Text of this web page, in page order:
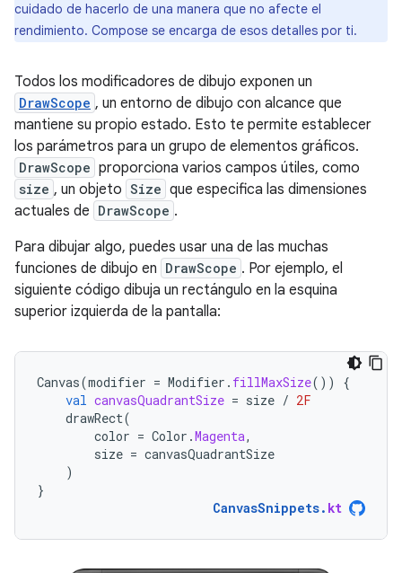
cuidado de hacerlo de una manera que no afecte el
rendimiento. Compose se encarga de esos detalles por ti.
Todos los modificadores de dibujo exponen un
DrawScope , un entorno de dibujo con alcance que
mantiene su propio estado. Esto te permite establecer
los parámetros para un grupo de elementos gráficos.
DrawScope proporciona varios campos útiles, como
size , un objeto Size que especifica las dimensiones
actuales de DrawScope .
Para dibujar algo, puedes usar una de las muchas
funciones de dibujo en DrawScope . Por ejemplo, el
siguiente código dibuja un rectángulo en la esquina
superior izquierda de la pantalla:
Canvas(modifier = Modifier . fillMaxSize())
{
val canvasQuadrantSize = size / 2F
drawRect(
color = Color .Magenta,
size = canvasQuadrantSize
)
}
CanvasSnippets. kt